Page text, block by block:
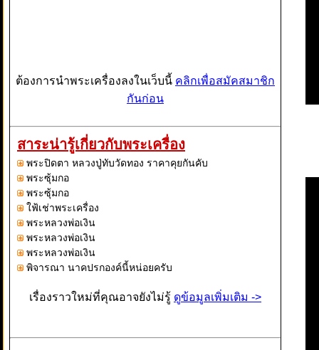
ต้องการนำพระเครื่องลงในเว็บนี้ คลิกเพื่อสมัคสมาชิก
กันก่อน
สาระน่ารู้เกี่ยวกับพระเครื่อง
พระปิดตา หลวงปู่ทับวัดทอง ราคาคุยกันคับ
พระซุ้มกอ
พระซุ้มกอ
ใฟ้เช่าพระเครื่อง
พระหลวงพ่อเงิน
พระหลวงพ่อเงิน
พระหลวงพ่อเงิน
พิจารณา นาคปรกองค์นี้หน่อยครับ
เรื่องราวใหม่ที่คุณอาจยังไม่รู้ ดูข้อมูลเพิ่มเติม ->